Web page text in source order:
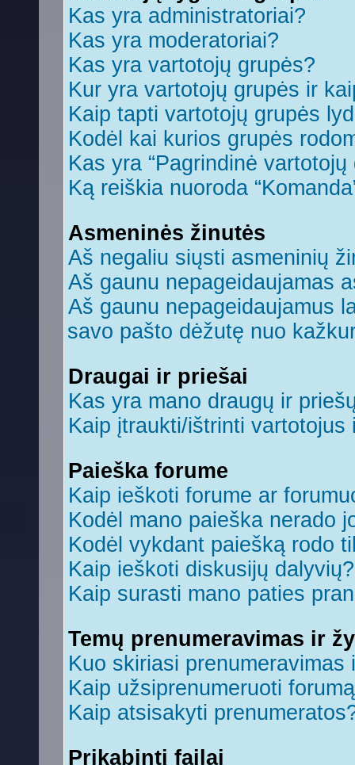
Kas yra administratoriai?
Kas yra moderatoriai?
Kas yra vartotojų grupės?
Kur yra vartotojų grupės ir
Kaip tapti vartotojų grupės
Kodėl kai kurios grupės
Kas yra “Pagrindinė vartotojų
Ką reiškia nuoroda
Asmeninės žinutės
Aš negaliu siųsti asmeninių
Aš gaunu nepageidaujamas
Aš gaunu nepageidaujamus
savo pašto dėžutę nuo
Draugai ir priešai
Kas yra mano draugų ir
Kaip įtraukti/ištrinti
Paieška forume
Kaip ieškoti forume ar
Kodėl mano paieška nerado
Kodėl vykdant paiešką rodo
Kaip ieškoti diskusijų dalyvių?
Kaip surasti mano paties
Temų prenumeravimas ir
Kuo skiriasi prenumeravimas
Kaip užsiprenumeruoti
Kaip atsisakyti
Prikabinti failai